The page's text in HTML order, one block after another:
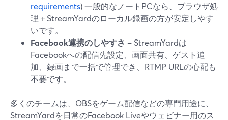
requirements) 一般的なノートPCなら、ブラウザ処
理＋StreamYardのローカル録画の方が安定しやす
いです。
Facebook連携のしやすさ – StreamYardは
Facebookへの配信先設定、画面共有、ゲスト追
加、録画まで一括で管理でき、RTMP URLの心配も
不要です。
多くのチームは、OBSをゲーム配信などの専門用途に、
StreamYardを日常のFacebook Liveやウェビナー用のス